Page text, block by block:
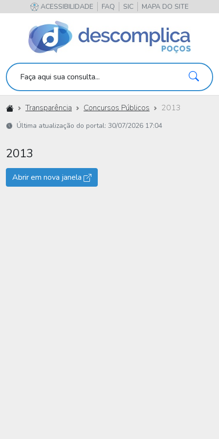
ACESSIBILIDADE FAQ SIC MAPA DO SITE
Faça aqui sua consulta...
Início Transparência Concursos Públicos 2013
Última atualização do portal: 30/07/2026 17:04
2013
Abrir em nova janela